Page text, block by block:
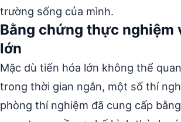
trường sống của mình.
Bằng chứng thực nghiệm
lớn
Mặc dù tiến hóa lớn không thể
trong thời gian ngắn, một số thí
phòng thí nghiệm đã cung cấp